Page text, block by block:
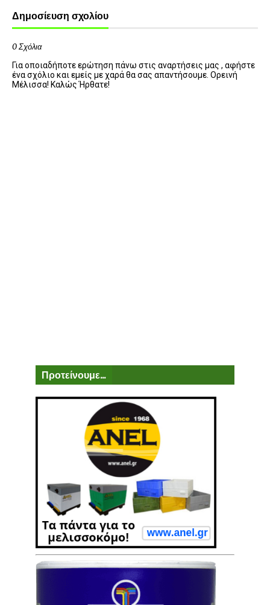
Δημοσίευση σχολίου
0 Σχόλια
Για οποιαδήποτε ερώτηση πάνω στις αναρτήσεις μας , αφήστε
ένα σχόλιο και εμείς με χαρά θα σας απαντήσουμε. Ορεινή
Μέλισσα! Καλώς Ήρθατε!
Προτείνουμε...